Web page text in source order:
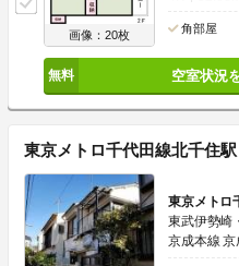
画像：20枚
角部屋
空室状況
東京メトロ千代田線北千住
東京メトロ
東武伊勢崎
京成本線